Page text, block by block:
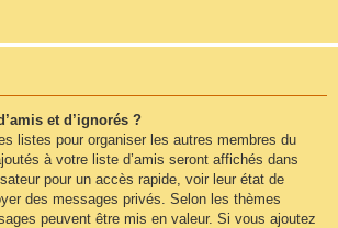
et d’ignorés ?
listes pour organiser les autres membres du
à votre liste d’amis seront affichés dans
pour un accès rapide, voir leur état de
des messages privés. Selon les thèmes
peuvent être mis en valeur. Si vous ajoutez